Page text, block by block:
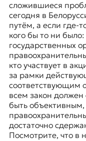
сложившиеся
сегодня в
путём, а если где-
кого бы то ни
государственных
кто участвует в
за рамки
соответствующим
всем закон должен
быть
достаточно
Посмотрите, что в